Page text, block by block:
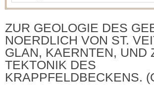
ZUR GEOLOGIE DES
NOERDLICH VON ST.
GLAN, KAERNTEN, UND
TEKTONIK DES
KRAPPFELDBECKENS.